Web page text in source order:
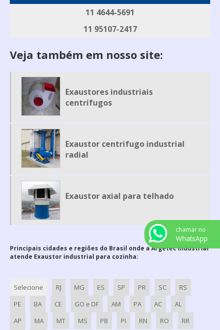
FABRICANTE DE FILTRO DE MANGA
GERADOR DE FUMAÇA
MESA DE DESOSSA
MESA DE EMBALAGEM
MESA PARA CORTAR CARNE
ROSCA TRANSPORTADORA EM AÇO INOX
ROTOR PARA EXAUSTOR
ROTOR PARA EXAUSTOR CENTRIFUGO
VENTILADOR CENTRÍFUGO ALTA PRESSÃO
VENTILADOR CENTRIFUGO ALTA VAZÃO
EXAUSTOR CENTRIFUGO INDUSTRIAL RADIAL
ESTUFA DE COZIMENTO
ROTOR EXAUSTOR AXIAL
ROSCA TRANSPORTADORA DE INOX
11 4644-5691
11 95107-2417
Veja também em nosso site:
Exaustores industriais
centrífugos
Exaustor centrifugo industrial
radial
Exaustor axial para telhado
Principais cidades e regiões do Brasil onde a Argetec Industrial
atende Exaustor industrial para cozinha:
Selecione RJ MG ES SP PR SC
RS
PE
BA CE GO e DF AM PA AC
AL
AP
MA MT MS PB PI RN RO
RR
chamar no
WhatsApp